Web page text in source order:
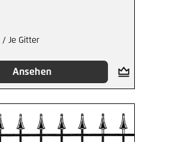
/ Je Gitter
Ansehen